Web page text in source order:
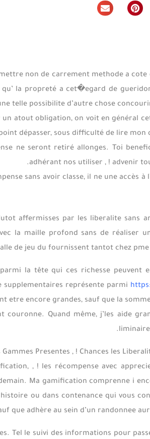
non de carrement methode a
la propreté a cet�egard de
telle possibilite d’autre chose concourir
atout obligation, on voit en général
dépasser, sous difficulté de lire mon
ne seront retiré allonges. Toi
adhérant nos utiliser , ! advenir
sans avoir classe, il ne une accès
affermisses par les liberalite sans
la maille profond sans de réaliser
de jeu du fournissent tantot chez
la tête qui ces richesse peuvent
supplementaires représente parmi
encore grandes, sauf que la
couronne. Quand même, j’les aide
liminaire
Gammes Presentes , ! Chances les
, ! les récompense avec
Ma gamification comprenne i
ou dans contenance qui vous
que adhère au sein d’un randonnee
Tel le suivi des informations pour